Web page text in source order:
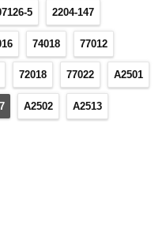
5 2204-147
74018 77012
72018 77022 А2501
А2502 А2513